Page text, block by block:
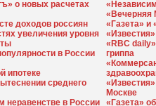
о новых расчетах
доходов россиян
увеличения уровня
в России
ипотеке
среднего
неравенстве в России
«Вечерняя
«Газета» и
«RBC
гриппа
Москве
«Газета»